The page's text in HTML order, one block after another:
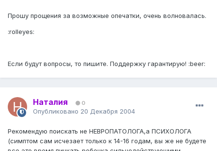
Прошу прощения за возможные опечатки, очень волновалась.
:rolleyes:
Если будут вопросы, то пишите. Поддержку гарантирую! :beer:
Наталия 0
Опубликовано 20 Декабря 2004
Рекомендую поискать не НЕВРОПАТОЛОГА,а ПСИХОЛОГА
(симптом сам исчезает только к 14-16 годам, вы же не будете